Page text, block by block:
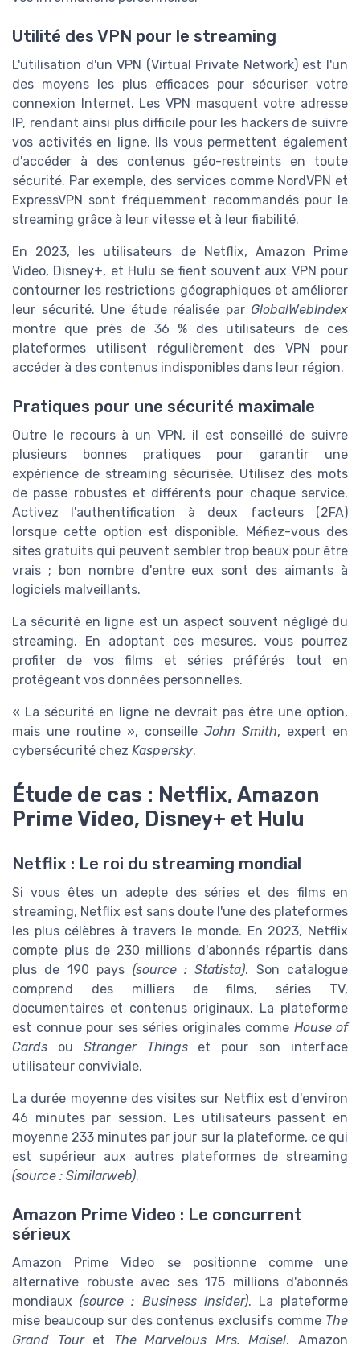
Utilité des VPN pour le streaming
L'utilisation d'un VPN (Virtual Private Network) est l'un
des moyens les plus efficaces pour sécuriser votre
connexion Internet. Les VPN masquent votre adresse
IP, rendant ainsi plus difficile pour les hackers de suivre
vos activités en ligne. Ils vous permettent également
d'accéder à des contenus géo-restreints en toute
sécurité. Par exemple, des services comme NordVPN et
ExpressVPN sont fréquemment recommandés pour le
streaming grâce à leur vitesse et à leur fiabilité.
En 2023, les utilisateurs de Netflix, Amazon Prime
Video, Disney+, et Hulu se fient souvent aux VPN pour
contourner les restrictions géographiques et améliorer
leur sécurité. Une étude réalisée par GlobalWebIndex
montre que près de 36 % des utilisateurs de ces
plateformes utilisent régulièrement des VPN pour
accéder à des contenus indisponibles dans leur région.
Pratiques pour une sécurité maximale
Outre le recours à un VPN, il est conseillé de suivre
plusieurs bonnes pratiques pour garantir une
expérience de streaming sécurisée. Utilisez des mots
de passe robustes et différents pour chaque service.
Activez l'authentification à deux facteurs (2FA)
lorsque cette option est disponible. Méfiez-vous des
sites gratuits qui peuvent sembler trop beaux pour être
vrais ; bon nombre d'entre eux sont des aimants à
logiciels malveillants.
La sécurité en ligne est un aspect souvent négligé du
streaming. En adoptant ces mesures, vous pourrez
profiter de vos films et séries préférés tout en
protégeant vos données personnelles.
« La sécurité en ligne ne devrait pas être une option,
mais une routine », conseille John Smith, expert en
cybersécurité chez Kaspersky.
Étude de cas : Netflix, Amazon
Prime Video, Disney+ et Hulu
Netflix : Le roi du streaming mondial
Si vous êtes un adepte des séries et des films en
streaming, Netflix est sans doute l'une des plateformes
les plus célèbres à travers le monde. En 2023, Netflix
compte plus de 230 millions d'abonnés répartis dans
plus de 190 pays (source : Statista). Son catalogue
comprend des milliers de films, séries TV,
documentaires et contenus originaux. La plateforme
est connue pour ses séries originales comme House of
Cards ou Stranger Thingset pour son interface
utilisateur conviviale.
La durée moyenne des visites sur Netflix est d'environ
46 minutes par session. Les utilisateurs passent en
moyenne 233 minutes par jour sur la plateforme, ce qui
est supérieur aux autres plateformes de streaming
(source : Similarweb).
Amazon Prime Video : Le concurrent
sérieux
Amazon Prime Video se positionne comme une
alternative robuste avec ses 175 millions d'abonnés
mondiaux(source : Business Insider). La plateforme
mise beaucoup sur des contenus exclusifs comme The
Grand Touret The Marvelous Mrs. Maisel. Amazon